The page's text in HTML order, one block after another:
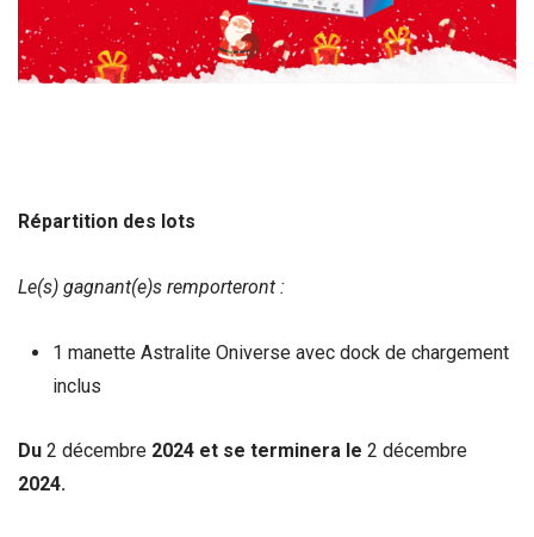
Répartition des lots
Le(s) gagnant(e)s remporteront :
1 manette Astralite Oniverse avec dock de chargement
inclus
Du 2 décembre 2024 et se terminera le 2 décembre
2024.